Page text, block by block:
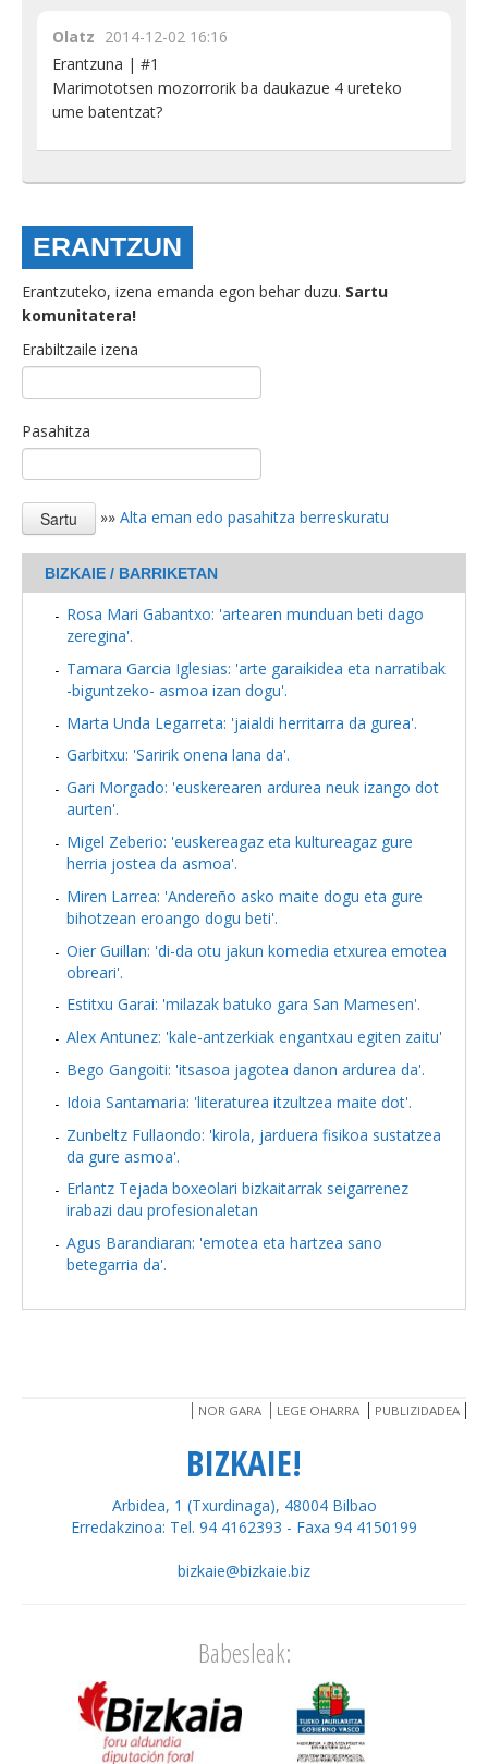
Olatz 2014-12-02 16:16
Erantzuna | #1
Marimototsen mozorrorik ba daukazue 4 ureteko
ume batentzat?
ERANTZUN
Erantzuteko, izena emanda egon behar duzu. Sartu
komunitatera!
Erabiltzaile izena
Pasahitza
»» Alta eman edo pasahitza berreskuratu
BIZKAIE / BARRIKETAN
Rosa Mari Gabantxo: 'artearen munduan beti dago
zeregina'.
Tamara Garcia Iglesias: 'arte garaikidea eta narratibak
-biguntzeko- asmoa izan dogu'.
Marta Unda Legarreta: 'jaialdi herritarra da gurea'.
Garbitxu: 'Saririk onena lana da'.
Gari Morgado: 'euskerearen ardurea neuk izango dot
aurten'.
Migel Zeberio: 'euskereagaz eta kultureagaz gure
herria jostea da asmoa'.
Miren Larrea: 'Andereño asko maite dogu eta gure
bihotzean eroango dogu beti'.
Oier Guillan: 'di-da otu jakun komedia etxurea emotea
obreari'.
Estitxu Garai: 'milazak batuko gara San Mamesen'.
Alex Antunez: 'kale-antzerkiak engantxau egiten zaitu'
Bego Gangoiti: 'itsasoa jagotea danon ardurea da'.
Idoia Santamaria: 'literaturea itzultzea maite dot'.
Zunbeltz Fullaondo: 'kirola, jarduera fisikoa sustatzea
da gure asmoa'.
Erlantz Tejada boxeolari bizkaitarrak seigarrenez
irabazi dau profesionaletan
Agus Barandiaran: 'emotea eta hartzea sano
betegarria da'.
NOR GARA LEGE OHARRA PUBLIZIDADEA
BIZKAIE!
Arbidea, 1 (Txurdinaga), 48004 Bilbao
Erredakzinoa: Tel. 94 4162393 - Faxa 94 4150199
bizkaie@bizkaie.biz
Babesleak: